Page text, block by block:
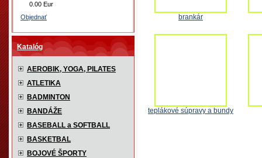
0.00 Eur
Objednať
Katalóg
AEROBIK, YOGA, PILATES
ATLETIKA
BADMINTON
BANDÁŽE
BASEBALL a SOFTBALL
BASKETBAL
BOJOVÉ ŠPORTY
brankár
teplákové súpravy a bundy